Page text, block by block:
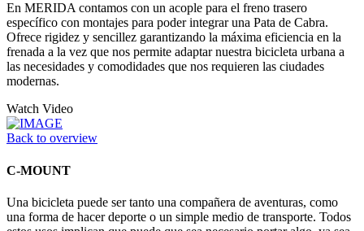
En MERIDA contamos con un acople para el freno trasero
específico con montajes para poder integrar una Pata de Cabra.
Ofrece rigidez y sencillez garantizando la máxima eficiencia en la
frenada a la vez que nos permite adaptar nuestra bicicleta urbana a
las necesidades y comodidades que nos requieren las ciudades
modernas.
Watch Video
Back to overview
C-MOUNT
Una bicicleta puede ser tanto una compañera de aventuras, como
una forma de hacer deporte o un simple medio de transporte. Todos